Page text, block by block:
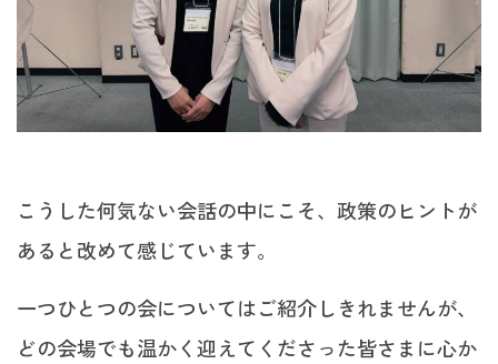
こうした何気ない会話の中にこそ、政策のヒントが
あると改めて感じています。
一つひとつの会についてはご紹介しきれませんが、
どの会場でも温かく迎えてくださった皆さまに心か